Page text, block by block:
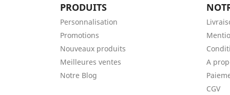
PRODUITS
Personnalisation
Promotions
Nouveaux produits
Meilleures ventes
Notre Blog
A
CGV